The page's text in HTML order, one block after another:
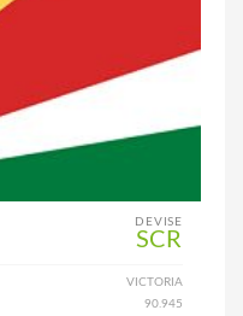
DEVISE
SCR
VICTORIA
90.945